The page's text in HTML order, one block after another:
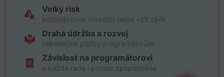
Velký risk
jednorázovou investici nelze vzít zpět
Drahá údržba a rozvoj
nekonečné platby programátorům
Závislost na programátorovi
a každá rada i pomoc zpoplatněná